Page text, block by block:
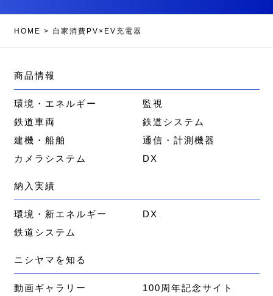
HOME > 自家消費PV×EV充電器
商品情報
環境・エネルギー
監視
鉄道車両
鉄道システム
建機・船舶
通信・計測機器
カメラシステム
DX
納入実績
環境・新エネルギー
DX
鉄道システム
ニシヤマを知る
動画ギャラリー
100周年記念サイト